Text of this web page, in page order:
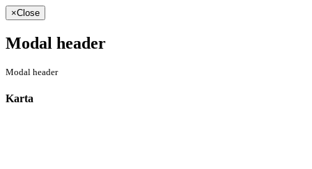
×Close
Modal header
Modal header
Karta